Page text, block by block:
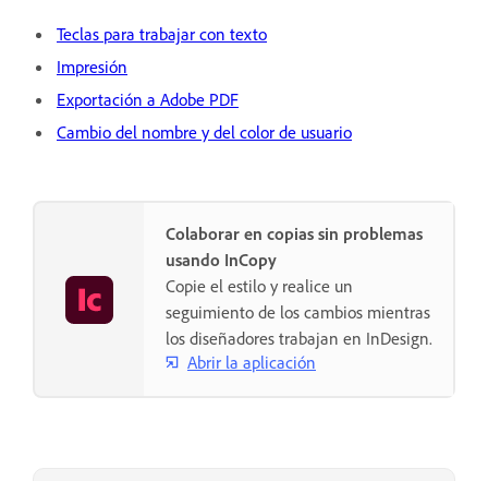
Teclas para trabajar con texto
Impresión
Exportación a Adobe PDF
Cambio del nombre y del color de usuario
Colaborar en copias sin problemas
usando InCopy
Copie el estilo y realice un
seguimiento de los cambios mientras
los diseñadores trabajan en InDesign.
Abrir la aplicación